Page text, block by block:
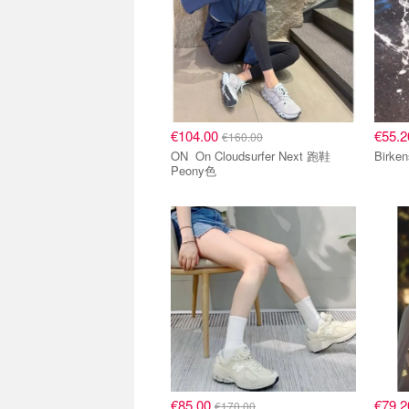
€104.00 €160.00
ON On Cloudsurfer Next 跑鞋
Peony色
€85.00 €170.00